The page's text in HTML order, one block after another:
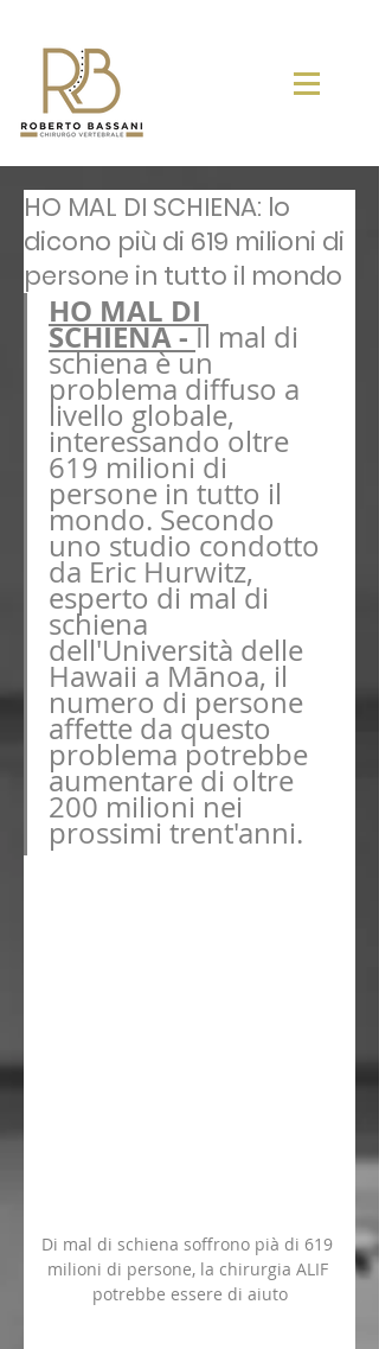
HO MAL DI SCHIENA: lo
dicono più di 619 milioni di
persone in tutto il mondo
HO MAL DI
SCHIENA - Il mal di
schiena è un
problema diffuso a
livello globale,
interessando oltre
619 milioni di
persone in tutto il
mondo. Secondo
uno studio condotto
da Eric Hurwitz,
esperto di mal di
schiena
dell'Università delle
Hawaii a Mānoa, il
numero di persone
affette da questo
problema potrebbe
aumentare di oltre
200 milioni nei
prossimi trent'anni.
Di mal di schiena soffrono pià di 619
milioni di persone, la chirurgia ALIF
potrebbe essere di aiuto